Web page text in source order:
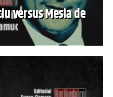
versus Mesia de